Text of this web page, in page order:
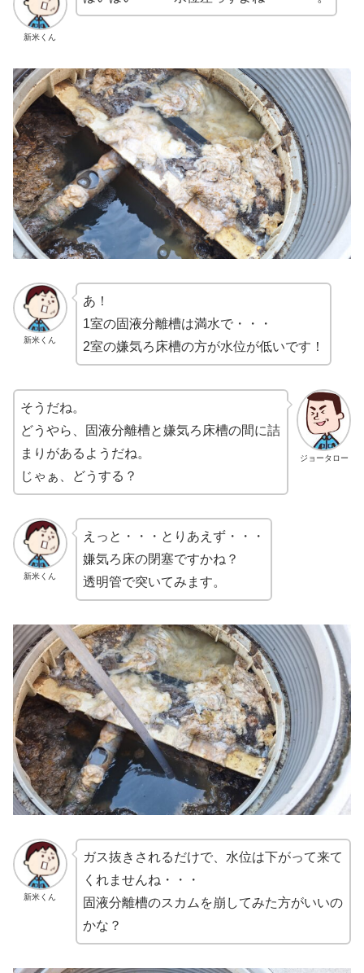
新米くん
新米くん
あ！
1室の固液分離槽は満水で・・・
2室の嫌気ろ床槽の方が水位が低いです！
ジョータロー
そうだね。
どうやら、固液分離槽と嫌気ろ床槽の間に詰
まりがあるようだね。
じゃぁ、どうする？
新米くん
えっと・・・とりあえず・・・
嫌気ろ床の閉塞ですかね？
透明管で突いてみます。
新米くん
ガス抜きされるだけで、水位は下がって来て
くれませんね・・・
固液分離槽のスカムを崩してみた方がいいの
かな？